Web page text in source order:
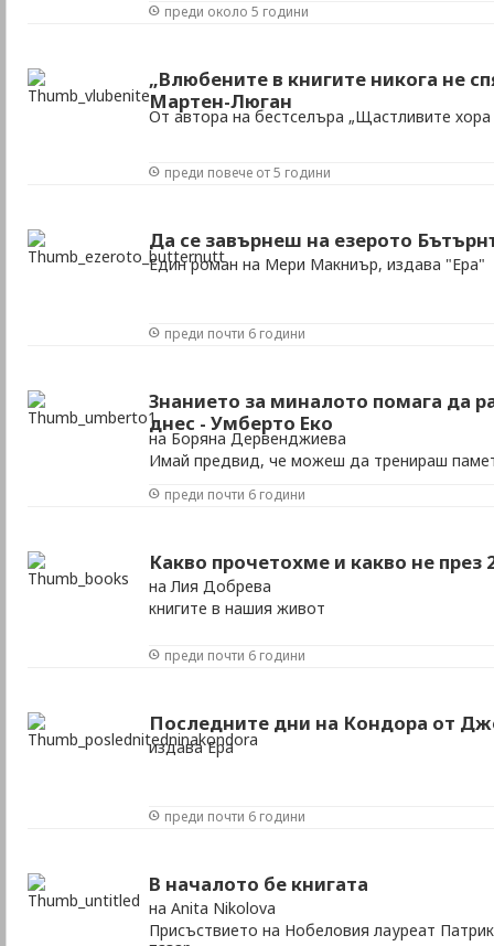
преди около 5 години
„Влюбените в книгите никога не
Мартен-Люган
От автора на бестселъра „Щастливите хора
преди повече от 5 години
Да се завърнеш на езерото
Един роман на Мери Макниър, издава "Ера"
преди почти 6 години
Знанието за миналото помага да
днес - Умберто Еко
на Боряна Дервенджиева
Имай предвид, че можеш да тренираш
на книги и списания, но и с помощта на
преди почти 6 години
Какво прочетохме и какво не през
на Лия Добрева
книгите в нашия живот
преди почти 6 години
Последните дни на Кондора от
издава Ера
преди почти 6 години
В началото бе книгата
на Anita Nikolova
Присъствието на Нобеловия лауреат